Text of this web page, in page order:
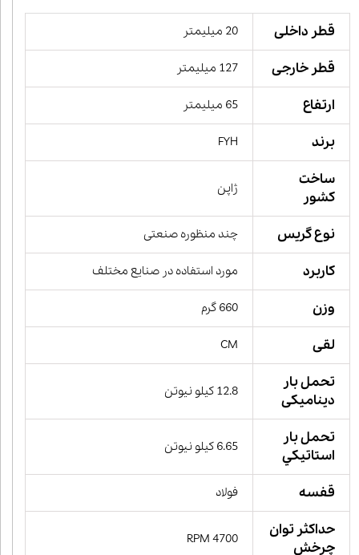
قطر داخلی 20 میلیمتر
قطر خارجی 127 میلیمتر
ارتفاع 65 میلیمتر
برند FYH
ساخت
کشور
ژاپن
نوع گریس چند منظوره صنعتی
کاربرد مورد استفاده در صنایع مختلف
وزن 660 گرم
لقی CM
تحمل بار
دینامیکی
12.8 کیلو نیوتن
تحمل بار
استاتيكي
6.65 کیلو نیوتن
قفسه فولاد
حداکثر توان
چرخش
4700 RPM